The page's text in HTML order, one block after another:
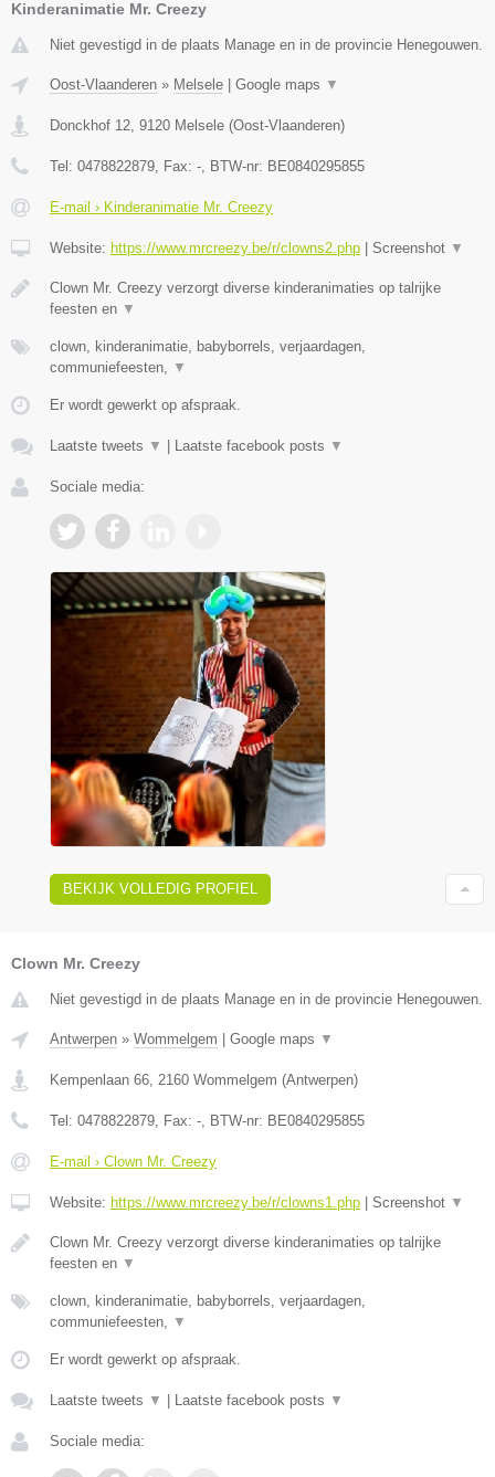
Kinderanimatie Mr. Creezy
Niet gevestigd in de plaats Manage en in de provincie Henegouwen.
Oost-Vlaanderen » Melsele Google maps ▼
Donckhof 12, 9120 Melsele (Oost-Vlaanderen)
Tel: 0478822879, Fax: -, BTW-nr: BE0840295855
E-mail › Kinderanimatie Mr. Creezy
Website: https://www.mrcreezy.be/r/clowns2.php Screenshot ▼
Clown Mr. Creezy verzorgt diverse kinderanimaties op talrijke
feesten en ▼
clown, kinderanimatie, babyborrels, verjaardagen,
communiefeesten, ▼
Er wordt gewerkt op afspraak.
Laatste tweets ▼ Laatste facebook posts ▼
Sociale media:
BEKIJK VOLLEDIG PROFIEL
Clown Mr. Creezy
Niet gevestigd in de plaats Manage en in de provincie Henegouwen.
Antwerpen » Wommelgem Google maps ▼
Kempenlaan 66, 2160 Wommelgem (Antwerpen)
Tel: 0478822879, Fax: -, BTW-nr: BE0840295855
E-mail › Clown Mr. Creezy
Website: https://www.mrcreezy.be/r/clowns1.php Screenshot ▼
Clown Mr. Creezy verzorgt diverse kinderanimaties op talrijke
feesten en ▼
clown, kinderanimatie, babyborrels, verjaardagen,
communiefeesten, ▼
Er wordt gewerkt op afspraak.
Laatste tweets ▼ Laatste facebook posts ▼
Sociale media: